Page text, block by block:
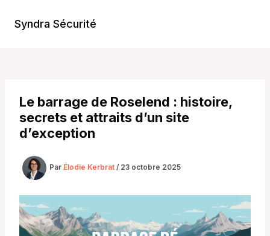
contenu
Syndra Sécurité
Le barrage de Roselend : histoire,
secrets et attraits d’un site
d’exception
Par Élodie Kerbrat / 23 octobre 2025